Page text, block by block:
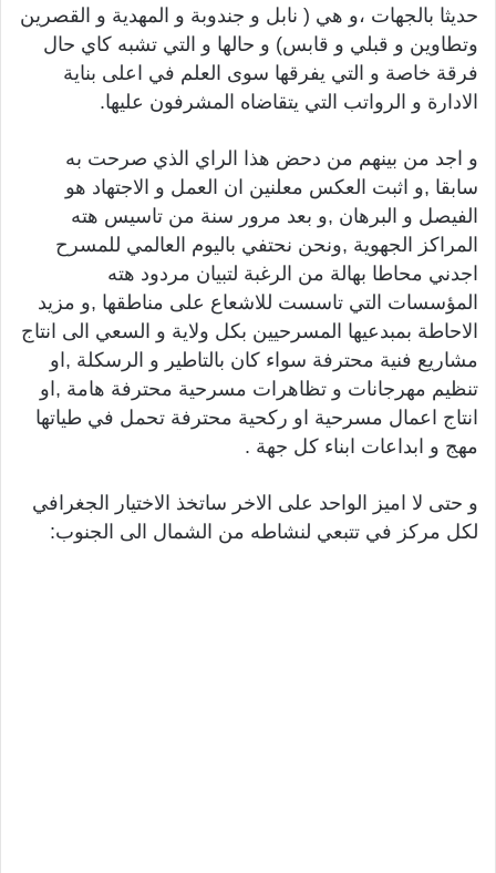
حديثا بالجهات ،و هي ( نابل و جندوبة و المهدية و القصرين
وتطاوين و قبلي و قابس) و حالها و التي تشبه كاي حال
فرقة خاصة و التي يفرقها سوى العلم في اعلى بناية
الادارة و الرواتب التي يتقاضاه المشرفون عليها.
و اجد من بينهم من دحض هذا الراي الذي صرحت به
سابقا ,و اثبت العكس معلنين ان العمل و الاجتهاد هو
الفيصل و البرهان ,و بعد مرور سنة من تاسيس هته
المراكز الجهوية ,ونحن نحتفي باليوم العالمي للمسرح
اجدني محاطا بهالة من الرغبة لتبيان مردود هته
المؤسسات التي تاسست للاشعاع على مناطقها ,و مزيد
الاحاطة بمبدعيها المسرحيين بكل ولاية و السعي الى انتاج
مشاريع فنية محترفة سواء كان بالتاطير و الرسكلة ,او
تنظيم مهرجانات و تظاهرات مسرحية محترفة هامة ,او
انتاج اعمال مسرحية او ركحية محترفة تحمل في طياتها
مهج و ابداعات ابناء كل جهة .
و حتى لا اميز الواحد على الاخر ساتخذ الاختيار الجغرافي
لكل مركز في تتبعي لنشاطه من الشمال الى الجنوب: